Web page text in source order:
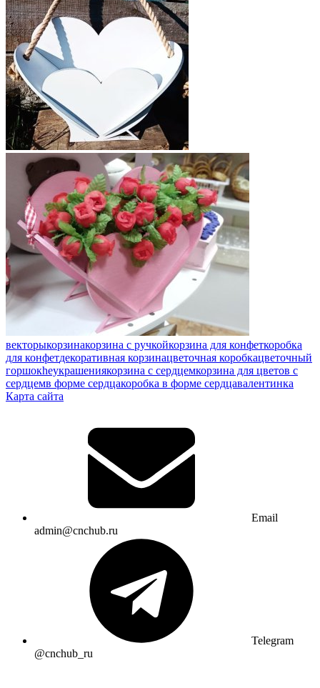
векторыкорзинакорзина с ручкойкорзина для конфеткоробка
для конфетдекоративная корзинацветочная коробкацветочный
горшокheукрашениякорзина с сердцемкорзина для цветов с
сердцемв форме сердцакоробка в форме сердцавалентинка
Карта сайта
Email
admin@cnchub.ru
Telegram
@cnchub_ru